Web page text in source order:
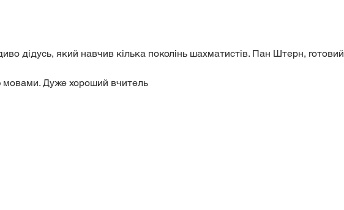
дідусь, який навчив кілька поколінь шахматистів. Пан Штерн, готовий
мовами. Дуже хороший вчитель